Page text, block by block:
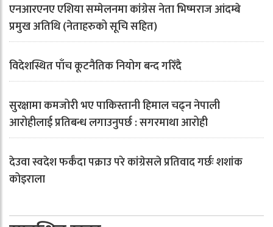
एनआरएनए एशिया सम्मेलनमा कांग्रेस नेता भिष्मराज आंदम्बे
प्रमुख अतिथि (नेताहरुको सूचि सहित)
विदेशस्थित पाँच कूटनैतिक नियोग बन्द गरिँदै
सुरक्षामा कमजोरी भए पाकिस्तानी हिमाल चढ्न नेपाली
आरोहीलाई प्रतिबन्ध लगाउनुपर्छ : सगरमाथा आरोही
देउवा स्वदेश फर्कँदा पक्राउ परे कांग्रेसले प्रतिवाद गर्छः शशांक
कोइराला